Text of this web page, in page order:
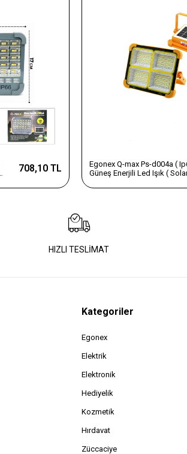
708,10 TL
Egonex Q-max Ps-d004a (
Güneş Enerjili Led Işık ( Solar
( Çakarlı ) ( Kamp & Dış
HIZLI TESLİMAT
Kategoriler
Egonex
Elektrik
Elektronik
Hediyelik
Kozmetik
Hırdavat
Züccaciye